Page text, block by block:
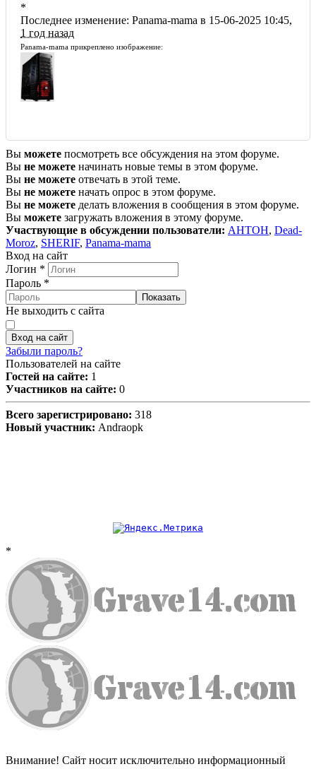
*
Последнее изменение: Panama-mama в 15-06-2025 10:45,
1 год назад
Panama-mama прикреплено изображение:
Вы можете посмотреть все обсуждения на этом форуме.
Вы не можете начинать новые темы в этом форуме.
Вы не можете отвечать в этой теме.
Вы не можете начать опрос в этом форуме.
Вы не можете делать вложения в сообщения в этом форуме.
Вы можете загружать вложения в этому форуме.
Участвующие в обсуждении пользователи: AHTOH, Dead-
Moroz, SHERIF, Panama-mama
Вход на сайт
Логин *
Пароль *
Показать
Не выходить с сайта
Вход на сайт
Забыли пароль?
Пользователей на сайте
Гостей на сайте: 1
Участников на сайте: 0
Всего зарегистрировано: 318
Новый участник: Andraopk
*
Внимание! Сайт носит исключительно информационный